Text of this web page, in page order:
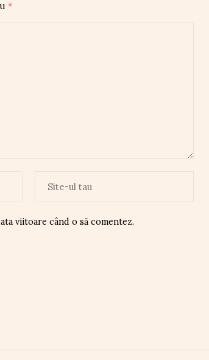
*
viitoare când o să comentez.